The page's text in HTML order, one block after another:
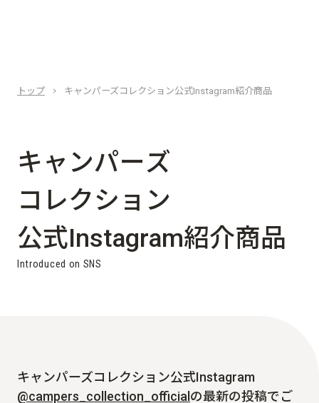
トップ キャンパーズコレクション公式Instagram紹介商品
キャ ンパーズ
コ レクシ ョ ン
公式Instagram紹介商品
ntroduced on SNS
キャンパーズコレクション公式Instagram
@campers_collection_official の最新の投稿でご